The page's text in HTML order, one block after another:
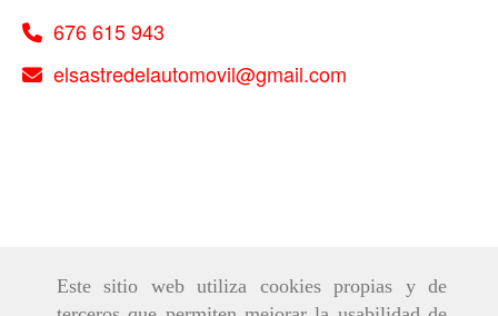
Este sitio web utiliza cookies propias y de
676 615 943
elsastredelautomovil
gmail.com